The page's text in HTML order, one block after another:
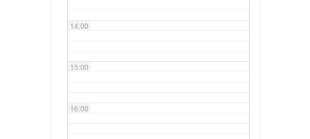
14:00
15:00
16:00